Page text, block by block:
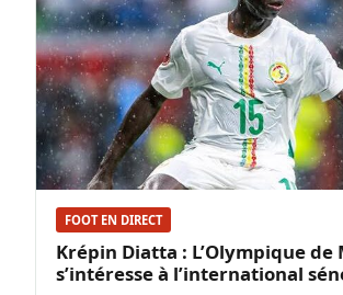
FOOT EN DIRECT
Krépin Diatta : L’Olympique de
s’intéresse à l’international